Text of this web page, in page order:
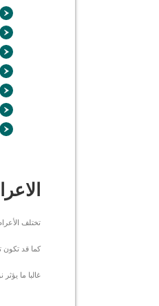
تختلف
كما قد تكون
غالبا ما